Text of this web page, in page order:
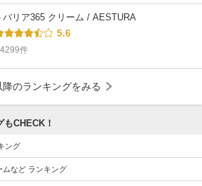
バリア365 クリーム / AESTURA
5.6
4299件
降のランキングをみる
CHECK！
ング
ムなど ランキング